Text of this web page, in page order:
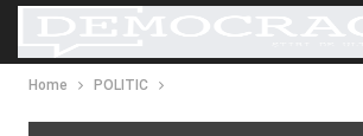
Home POLITIC